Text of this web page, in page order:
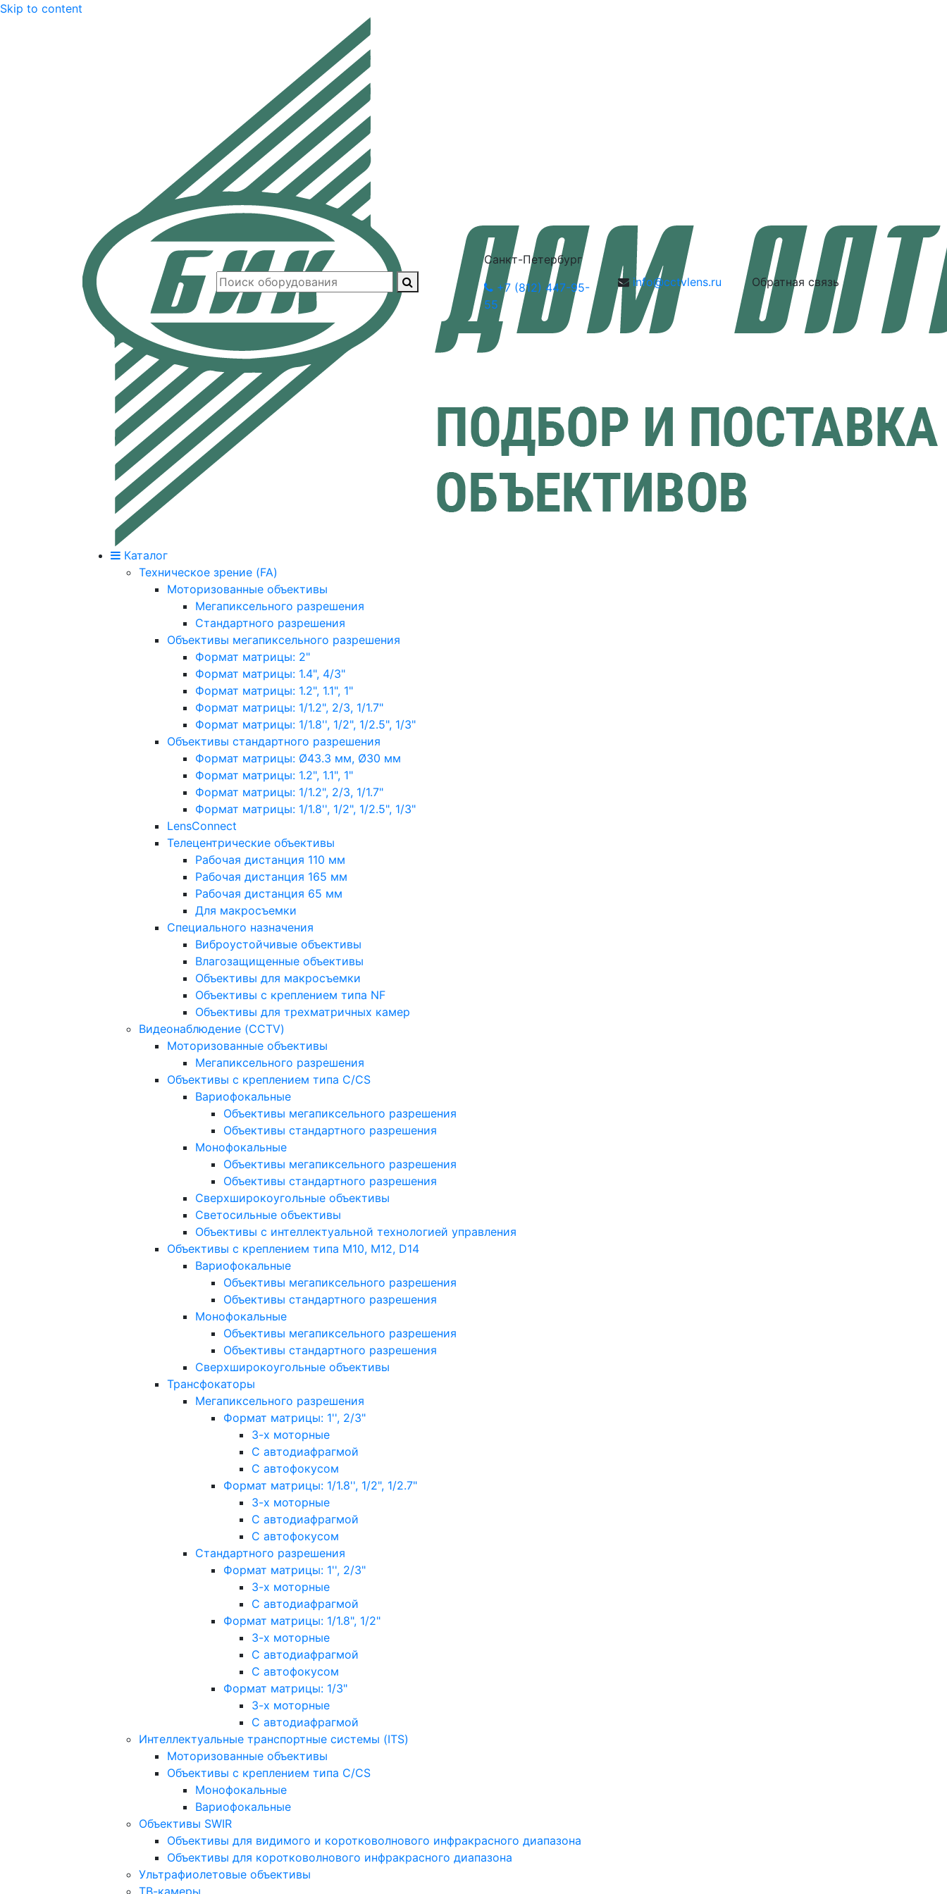
Skip to content
Санкт-Петербург
+7 (812) 447-95-
55
info@cctvlens.ru Обратная связь
Каталог
Техническое зрение (FA)
Моторизованные объективы
Мегапиксельного разрешения
Стандартного разрешения
Объективы мегапиксельного разрешения
Формат матрицы: 2"
Формат матрицы: 1.4", 4/3"
Формат матрицы: 1.2", 1.1", 1"
Формат матрицы: 1/1.2", 2/3, 1/1.7"
Формат матрицы: 1/1.8'', 1/2", 1/2.5", 1/3"
Объективы стандартного разрешения
Формат матрицы: Ø43.3 мм, Ø30 мм
Формат матрицы: 1.2", 1.1", 1"
Формат матрицы: 1/1.2", 2/3, 1/1.7"
Формат матрицы: 1/1.8'', 1/2", 1/2.5", 1/3"
LensConnect
Телецентрические объективы
Рабочая дистанция 110 мм
Рабочая дистанция 165 мм
Рабочая дистанция 65 мм
Для макросъемки
Специального назначения
Виброустойчивые объективы
Влагозащищенные объективы
Объективы для макросъемки
Объективы с креплением типа NF
Объективы для трехматричных камер
Видеонаблюдение (CCTV)
Моторизованные объективы
Мегапиксельного разрешения
Объективы с креплением типа C/CS
Вариофокальные
Объективы мегапиксельного разрешения
Объективы стандартного разрешения
Монофокальные
Объективы мегапиксельного разрешения
Объективы стандартного разрешения
Сверхширокоугольные объективы
Светосильные объективы
Объективы с интеллектуальной технологией управления
Объективы с креплением типа M10, M12, D14
Вариофокальные
Объективы мегапиксельного разрешения
Объективы стандартного разрешения
Монофокальные
Объективы мегапиксельного разрешения
Объективы стандартного разрешения
Сверхширокоугольные объективы
Трансфокаторы
Мегапиксельного разрешения
Формат матрицы: 1'', 2/3"
3-х моторные
С автодиафрагмой
С автофокусом
Формат матрицы: 1/1.8'', 1/2", 1/2.7"
3-х моторные
С автодиафрагмой
С автофокусом
Стандартного разрешения
Формат матрицы: 1'', 2/3"
3-х моторные
С автодиафрагмой
Формат матрицы: 1/1.8", 1/2"
3-х моторные
С автодиафрагмой
С автофокусом
Формат матрицы: 1/3"
3-х моторные
С автодиафрагмой
Интеллектуальные транспортные системы (ITS)
Моторизованные объективы
Объективы с креплением типа C/CS
Монофокальные
Вариофокальные
Объективы SWIR
Объективы для видимого и коротковолнового инфракрасного диапазона
Объективы для коротковолнового инфракрасного диапазона
Ультрафиолетовые объективы
ТВ-камеры